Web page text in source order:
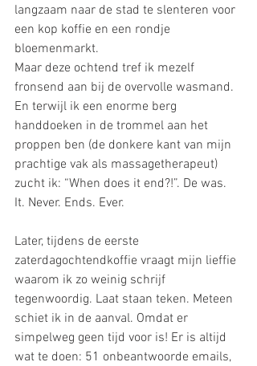
langzaam naar de stad te slenteren voor
een kop koffie en een rondje
bloemenmarkt.
Maar deze ochtend tref ik mezelf
fronsend aan bij de overvolle wasmand.
En terwijl ik een enorme berg
handdoeken in de trommel aan het
proppen ben (de donkere kant van mijn
prachtige vak als massagetherapeut)
zucht ik: “When does it end?!”. De was.
It. Never. Ends. Ever.
Later, tijdens de eerste
zaterdagochtendkoffie vraagt mijn lieffie
waarom ik zo weinig schrijf
tegenwoordig. Laat staan teken. Meteen
schiet ik in de aanval. Omdat er
simpelweg geen tijd voor is! Er is altijd
wat te doen: 51 onbeantwoorde emails,